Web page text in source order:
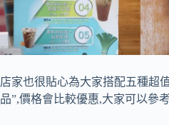
店家也很貼心為大家搭配五種超
品”,價格會比較優惠,大家可以參